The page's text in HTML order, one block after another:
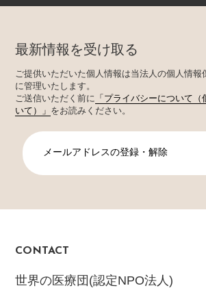
最新情報を受け取る
ご提供いただいた個人情報は当法人の個人情報
に管理いたします。
ご送信いただく前に
「プライバシーについて
いて）」 をお読みください。
メールアドレスの登録・解除
CONTACT
世界の医療団(認定NPO法人)